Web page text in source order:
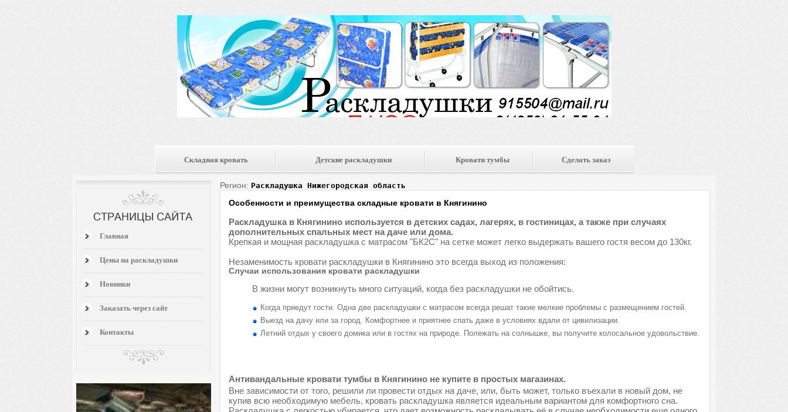
Складная кровать Детские раскладушки Кровати тумбы Сделать заказ
Главная
Цены на раскладушки
Новинки
Заказать через сайт
Контакты
Регион: Раскладушка Нижегородская область
Особенности и преимущества складные кровати в Княгинино
Раскладушка в Княгинино используется в детских садах, лагерях, в гостиницах, а также при случаях
дополнительных спальных мест на даче или дома.
Крепкая и мощная раскладушка с матрасом "БК2С" на сетке может легко выдержать вашего гостя весом до 130кг.
Незаменимость кровати раскладушки в Княгинино это всегда выход из положения:
Случаи использования кровати раскладушки
В жизни могут возникнуть много ситуаций, когда без раскладушки не обойтись.
Когда приедут гости. Одна две раскладушки с матрасом всегда решат такие мелкие проблемы с размещением гостей.
Выезд на дачу или за город. Комфортнее и приятнее спать даже в условиях вдали от цивилизации.
Летний отдых у своего домика или в гостях на природе. Полежать на солнышке, вы получите колосальное удовольствие.
Антивандальные кровати тумбы в Княгинино не купите в простых магазинах.
Вне зависимости от того, решили ли провести отдых на даче, или, быть может, только въехали в новый дом, не
купив всю необходимую мебель, кровать раскладушка является идеальным вариантом для комфортного сна.